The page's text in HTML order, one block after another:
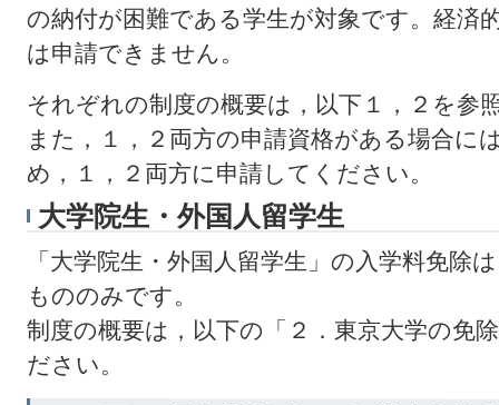
の納付が困難である学生が対象です。経済
は申請できません。
それぞれの制度の概要は，以下１，２を参
また，１，２両方の申請資格がある場合に
め，１，２両方に申請してください。
大学院生・外国人留学生
「大学院生・外国人留学生」の入学料免除
もののみです。
制度の概要は，以下の「２．東京大学の免
ださい。